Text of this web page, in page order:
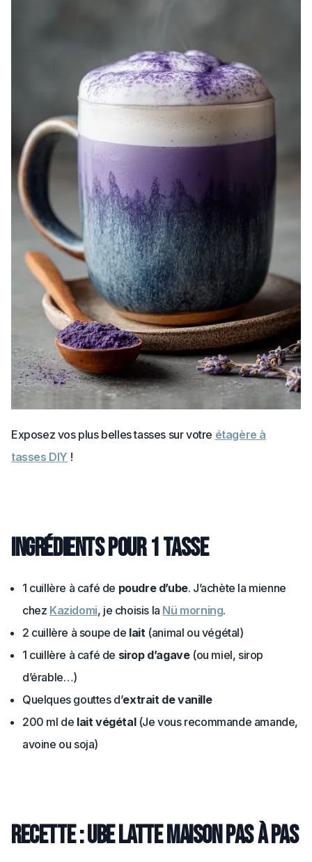
Exposez vos plus belles tasses sur votre étagère à
tasses DIY !
Ingrédients pour 1 tasse
1 cuillère à café de poudre d’ube. J’achète la mienne
chez Kazidomi, je choisis la Nü morning.
2 cuillère à soupe de lait(animal ou végétal)
1 cuillère à café de sirop d’agave(ou miel, sirop
d’érable…)
Quelques gouttes d’extrait de vanille
200 ml de lait végétal(Je vous recommande amande,
avoine ou soja)
Recette : ube latte maison pas à pas